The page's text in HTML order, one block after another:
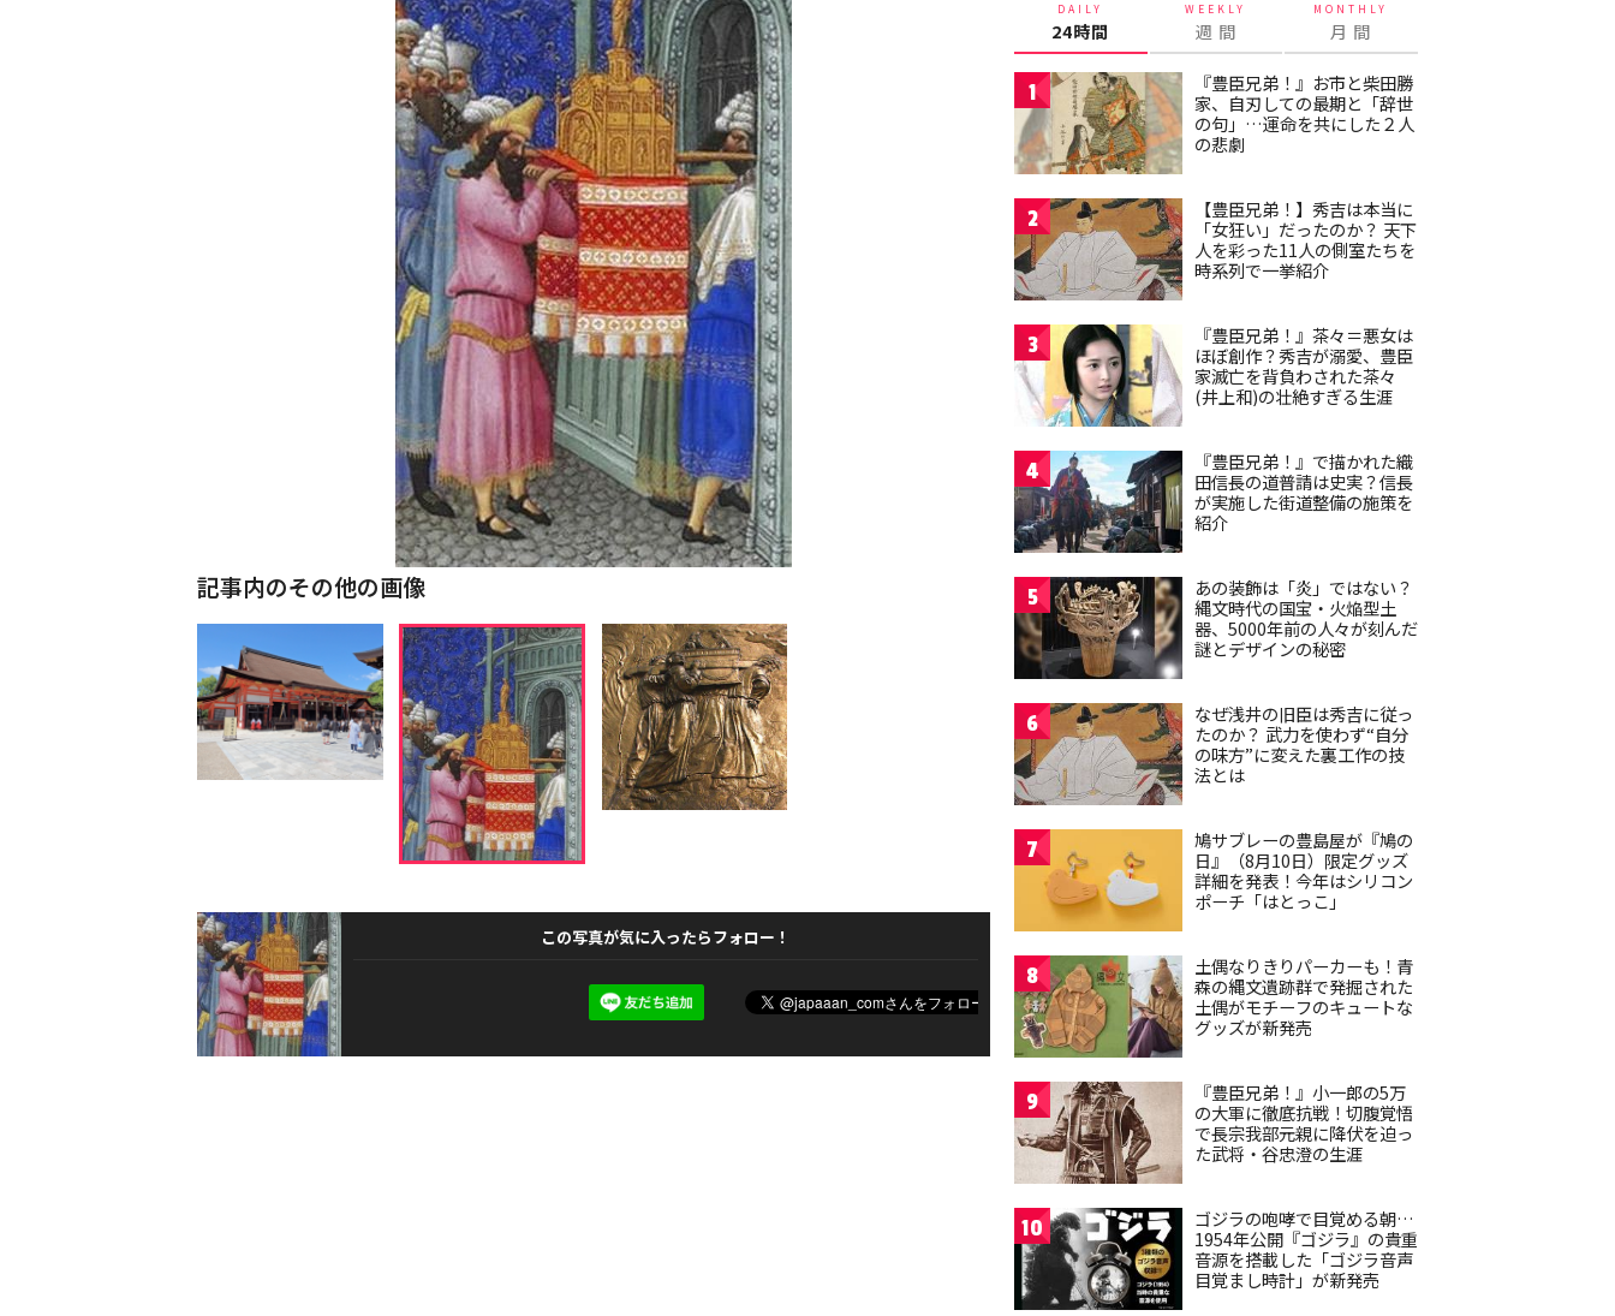
記事内のその他の画像
この写真が気に入ったらフォロー！
DAILY
24時間
WEEKLY
週 間
MONTHLY
月 間
1
『豊臣兄弟！』お市と柴田勝
家、自刃しての最期と「辞世
の句」…運命を共にした２人
の悲劇
2
【豊臣兄弟！】秀吉は本当に
「女狂い」だったのか？ 天下
人を彩った11人の側室たちを
時系列で一挙紹介
3
『豊臣兄弟！』茶々＝悪女は
ほぼ創作？秀吉が溺愛、豊臣
家滅亡を背負わされた茶々
(井上和)の壮絶すぎる生涯
4
『豊臣兄弟！』で描かれた織
田信長の道普請は史実？信長
が実施した街道整備の施策を
紹介
5
あの装飾は「炎」ではない？
縄文時代の国宝・火焔型土
器、5000年前の人々が刻んだ
謎とデザインの秘密
6
なぜ浅井の旧臣は秀吉に従っ
たのか？ 武力を使わず“自分
の味方”に変えた裏工作の技
法とは
7
鳩サブレーの豊島屋が『鳩の
日』（8月10日）限定グッズ
詳細を発表！今年はシリコン
ポーチ「はとっこ」
8
土偶なりきりパーカーも！青
森の縄文遺跡群で発掘された
土偶がモチーフのキュートな
グッズが新発売
9
『豊臣兄弟！』小一郎の5万
の大軍に徹底抗戦！切腹覚悟
で長宗我部元親に降伏を迫っ
た武将・谷忠澄の生涯
10
ゴジラの咆哮で目覚める朝…
1954年公開『ゴジラ』の貴重
音源を搭載した「ゴジラ音声
目覚まし時計」が新発売